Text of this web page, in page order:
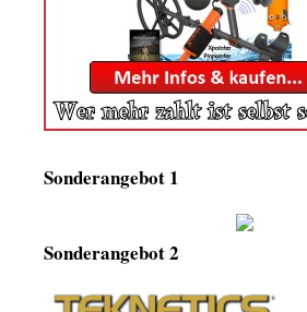
Sonderangebot 1
Sonderangebot 2